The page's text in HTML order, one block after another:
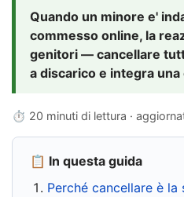
Quando un minore e'
commesso online, la
genitori — cancellare
a discarico e integra
⏱ 20 minuti di lettura ·
📋 In questa guida
Perché cancellare è